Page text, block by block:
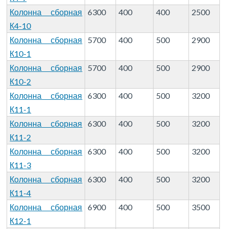
Колонна сборная
К4-10
6300 400 400 2500
Колонна сборная
К10-1
5700 400 500 2900
Колонна сборная
К10-2
5700 400 500 2900
Колонна сборная
К11-1
6300 400 500 3200
Колонна сборная
К11-2
6300 400 500 3200
Колонна сборная
К11-3
6300 400 500 3200
Колонна сборная
К11-4
6300 400 500 3200
Колонна сборная
К12-1
6900 400 500 3500